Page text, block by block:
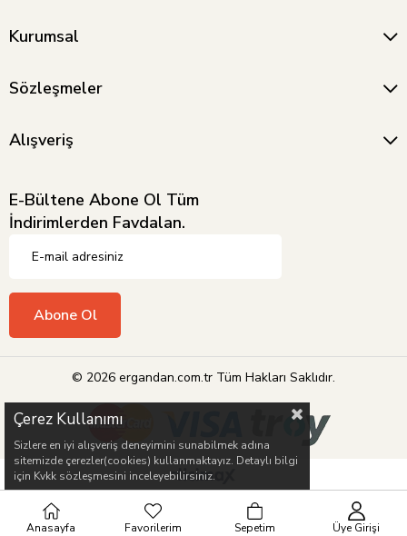
Kurumsal
Sözleşmeler
Alışveriş
E-Bültene Abone Ol Tüm
İndirimlerden Favdalan.
Abone Ol
© 2026 ergandan.com.tr Tüm Hakları Saklıdır.
Çerez Kullanımı
Sizlere en iyi alışveriş deneyimini sunabilmek adına
sitemizde çerezler(cookies) kullanmaktayız. Detaylı bilgi
için Kvkk sözleşmesini inceleyebilirsiniz.
Anasayfa Favorilerim Sepetim Üye Girişi